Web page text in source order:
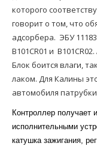
которого
говорит о том, что
адсорбера. ЭБУ
B101CR01 и
Блок боится влаги,
лаком. Для Калины
автомобиля
Контроллер получает
исполнительными
катушка зажигания,